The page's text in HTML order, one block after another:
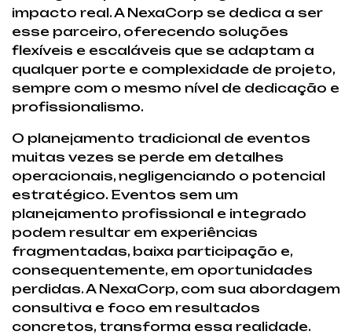
impacto real. A NexaCorp se dedica a ser
esse parceiro, oferecendo soluções
flexíveis e escaláveis que se adaptam a
qualquer porte e complexidade de projeto,
sempre com o mesmo nível de dedicação e
profissionalismo.
O planejamento tradicional de eventos
muitas vezes se perde em detalhes
operacionais, negligenciando o potencial
estratégico. Eventos sem um
planejamento profissional e integrado
podem resultar em experiências
fragmentadas, baixa participação e,
consequentemente, em oportunidades
perdidas. A NexaCorp, com sua abordagem
consultiva e foco em resultados
concretos, transforma essa realidade.